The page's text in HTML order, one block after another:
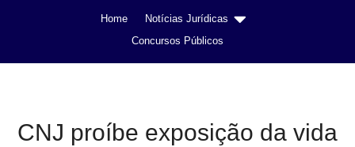
Home
Notícias Jurídicas
Concursos Públicos
CNJ proíbe exposição da vida